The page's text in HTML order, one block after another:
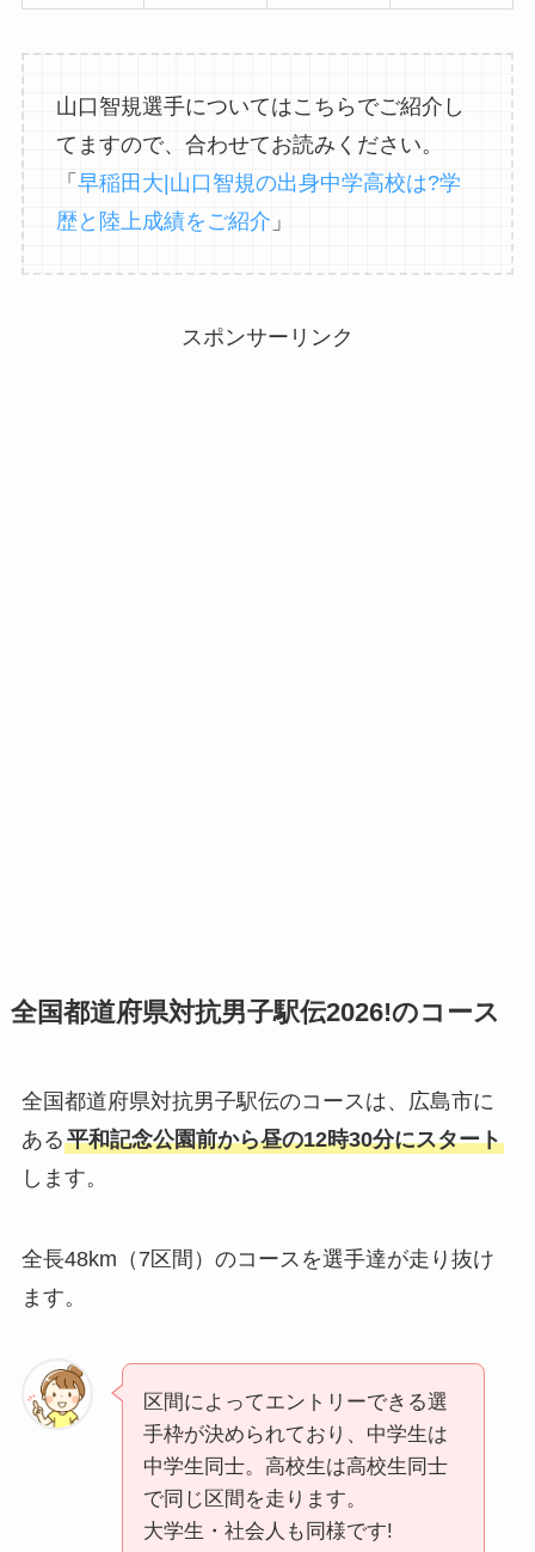
山口智規選手についてはこちらでご紹介し
てますので、合わせてお読みください。
「 早稲田大|山口智規の出身中学高校は?学
歴と陸上成績をご紹介 」
スポンサーリンク
全国都道府県対抗男子駅伝2026!のコース
全国都道府県対抗男子駅伝のコースは、広島市に
ある平和記念公園前から昼の12時30分にスタート
します。
全長48km（7区間）のコースを選手達が走り抜け
ます。
区間によってエントリーできる選
手枠が決められており、中学生は
中学生同士。高校生は高校生同士
で同じ区間を走ります。
大学生・社会人も同様です!